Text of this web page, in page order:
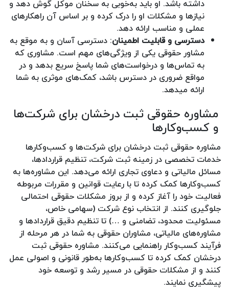
داشته باشد. او باید به‌خوبی به سخنان موکل گوش دهد و
نیازها و مشکلات او را درک کرده و بر اساس آن راهکارهای
عملی و مناسب ارائه دهد.
دسترسی و قابلیت اطمینان: دسترسی آسان و به موقع به
مشاور حقوقی یکی از ویژگی‌های مهم است. مشاوری که
به تماس‌ها و درخواست‌های شما پاسخ سریع بدهد و در
مواقع ضروری در دسترس باشد، کمک‌های موثری به شما
ارائه میدهد.
مشاوره حقوقی ثبت درخشان برای شرکت‌ها
و کسب‌وکارها
مشاوره حقوقی ثبت درخشان برای شرکت‌ها و کسب‌وکارها
خدمات تخصصی در زمینه ثبت شرکت، تنظیم قراردادها،
مسائل مالیاتی و دعاوی تجاری ارائه می‌دهد. این مشاوره‌ها به
کسب‌وکارها کمک کرده تا با رعایت قوانین و مقررات مربوطه
فعالیت خود را آغاز کرده و از بروز مشکلات حقوقی احتمالی
جلوگیری کنند. از انتخاب نوع شرکت (سهامی خاص،
مسئولیت محدود، تضامنی و …) تا تنظیم دقیق قراردادها و
مشاوره‌های مالیاتی، مشاوران حقوقی به شما در هر مرحله از
فرآیند کسب‌وکار راهنمایی می‌کنند. مشاوره حقوقی ثبت
درخشان کمک کرده تا کسب‌وکارها به‌طور قانونی و اصولی عمل
کنند و از مشکلات حقوقی در مسیر رشد و توسعه خود
پیشگیری نمایند.